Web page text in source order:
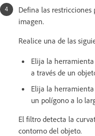
Defina las
imagen.
Realice una de las
Elija la herramienta
a través de un
Elija la herramienta
un polígono a lo
El filtro detecta la
contorno del objeto.